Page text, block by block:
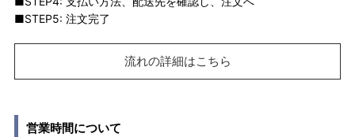
■STEP5: 注文完了
流れの詳細はこちら
営業時間について